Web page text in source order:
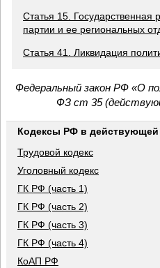
Статья 15. Государственная
партии и ее региональных
Статья 41. Ликвидация
Федеральный закон РФ «О
ФЗ ст 35
Кодексы РФ в действующей
Трудовой кодекс
Уголовный кодекс
ГК РФ (часть 1)
ГК РФ (часть 2)
ГК РФ (часть 3)
ГК РФ (часть 4)
КоАП РФ